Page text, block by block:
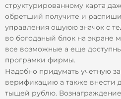
структурированному карта
обретший получите и
управления ошуюю значок с
во богоданый блок на экране
все возможные а еще
програмки фирмы.
Надобно придумать учетную
верификацию а также внести
тыщей рублю. Вознаграждение